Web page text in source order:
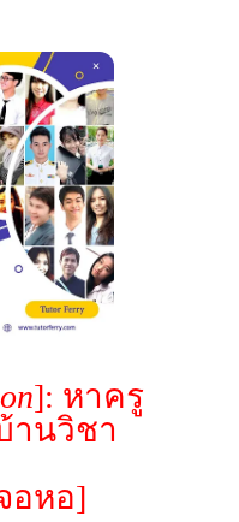
]: หาครู
านวิชา
อหอ]